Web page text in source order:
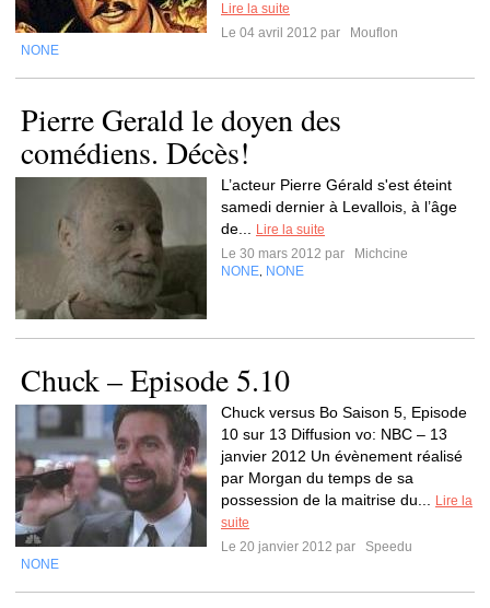
Lire la suite
Le 04 avril 2012 par
Mouflon
NONE
Pierre Gerald le doyen des
comédiens. Décès!
L’acteur Pierre Gérald s'est éteint
samedi dernier à Levallois, à l’âge
de...
Lire la suite
Le 30 mars 2012 par
Michcine
NONE NONE
Chuck – Episode 5.10
Chuck versus Bo Saison 5, Episode
10 sur 13 Diffusion vo: NBC – 13
janvier 2012 Un évènement réalisé
par Morgan du temps de sa
possession de la maitrise du...
Lire la
suite
Le 20 janvier 2012 par
Speedu
NONE